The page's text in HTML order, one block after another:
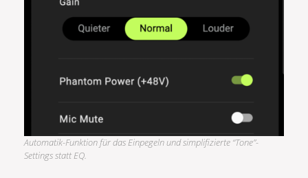
Automatik-Funktion für das Einpegeln und simplifizierte “Tone”-
Settings statt EQ.